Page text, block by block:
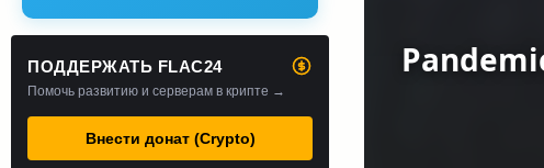
ПОДДЕРЖАТЬ FLAC24
Помочь развитию и серверам в крипте →
Внести донат (Crypto)